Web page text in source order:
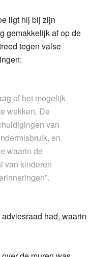
ligt hij bij zijn
gemakkelijk af op de
tegen valse
of het mogelijk
wekken. De
van
en
waarin de
van kinderen
had, waarin